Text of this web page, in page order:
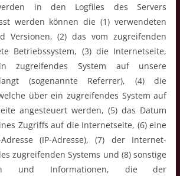
in den Logfiles des Servers
werden können die (1) verwendeten
Versionen, (2) das vom zugreifenden
Betriebssystem, (3) die Internetseite,
zugreifendes System auf unsere
(sogenannte Referrer), (4) die
über ein zugreifendes System auf
angesteuert werden, (5) das Datum
Zugriffs auf die Internetseite, (6) eine
Adresse (IP-Adresse), (7) der Internet-
zugreifenden Systems und (8) sonstige
und Informationen, die der